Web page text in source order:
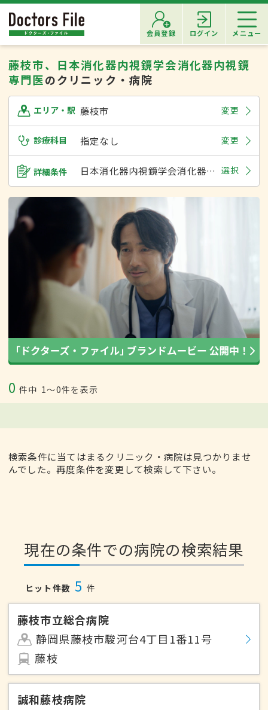
会員登録 ログイン メニュー
藤枝市、日本消化器内視鏡学会消化器内視鏡
専門医のクリニック・病院
エリア・駅 藤枝市 変更
診療科目 指定なし 変更
詳細条件 日本消化器内視鏡学会消化器内視鏡専門医 選択
0 件中 1〜0件を表示
検索条件に当てはまるクリニック・病院は見つかりませ
んでした。再度条件を変更して検索して下さい。
現在の条件での病院の検索結果
ヒット件数 5 件
藤枝市立総合病院
静岡県藤枝市駿河台4丁目1番11号
藤枝
誠和藤枝病院